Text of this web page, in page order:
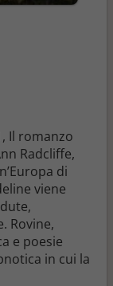
Il romanzo
Radcliffe,
di
viene
Rovine,
e poesie
in cui la